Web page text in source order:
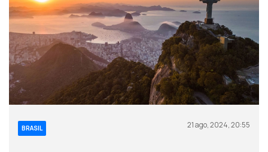
BRASIL 21 ago, 2024, 20:55